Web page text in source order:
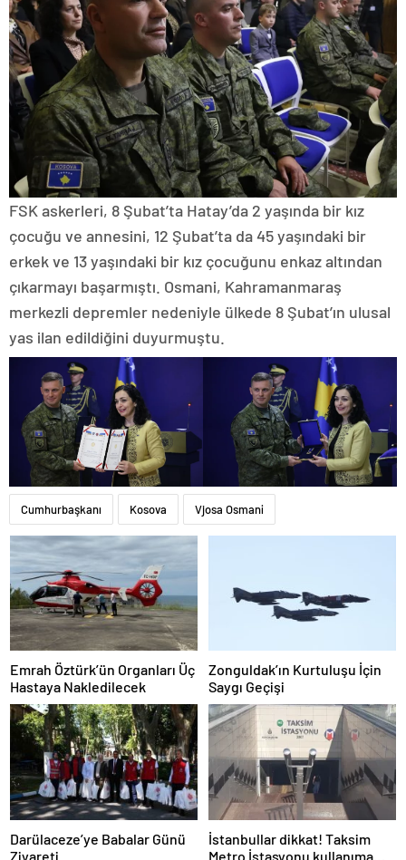
FSK askerleri, 8 Şubat’ta Hatay’da 2 yaşında bir kız
çocuğu ve annesini, 12 Şubat’ta da 45 yaşındaki bir
erkek ve 13 yaşındaki bir kız çocuğunu enkaz altından
çıkarmayı başarmıştı. Osmani, Kahramanmaraş
merkezli depremler nedeniyle ülkede 8 Şubat’ın ulusal
yas ilan edildiğini duyurmuştu.
Cumhurbaşkanı Kosova Vjosa Osmani
Emrah Öztürk’ün Organları Üç
Hastaya Nakledilecek
Zonguldak’ın Kurtuluşu İçin
Saygı Geçişi
Darülaceze’ye Babalar Günü
Ziyareti
İstanbullar dikkat! Taksim
Metro İstasyonu kullanıma